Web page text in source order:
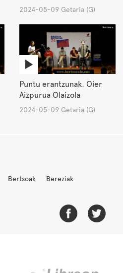
2024-05-09 Getaria (G)
Puntu erantzunak. Oier
Aizpurua Olaizola
2024-05-09 Getaria (G)
Bertsoak
Bereziak